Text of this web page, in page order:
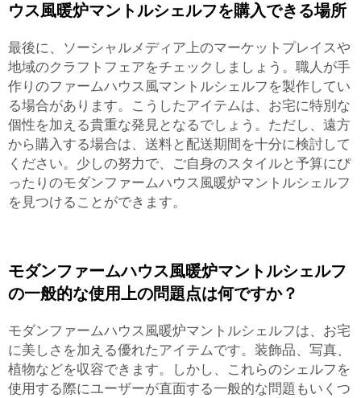
ウス風暖炉マントルシェルフを購入できる場所
最後に、ソーシャルメディア上のマーケットプレイスや
地域のクラフトフェアをチェックしましょう。職人が手
作りのファームハウス風マントルシェルフを製作してい
る場合があります。こうしたアイテムは、お宅に特別な
個性を加える貴重な発見となるでしょう。ただし、遠方
から購入する場合は、送料と配送期間を十分に検討して
ください。少しの努力で、ご自身のスタイルと予算にぴ
ったりのモダンファームハウス風暖炉マントルシェルフ
を見つけることができます。
モダンファームハウス風暖炉マントルシェルフ
の一般的な使用上の問題点は何ですか？
モダンファームハウス風暖炉マントルシェルフは、お宅
に美しさを加える優れたアイテムです。装飾品、写真、
植物などを収容できます。しかし、これらのシェルフを
使用する際にユーザーが直面する一般的な問題もいくつ